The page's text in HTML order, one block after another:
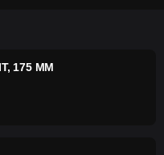
175 MM